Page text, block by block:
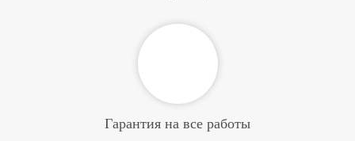
Гарантия на все работы